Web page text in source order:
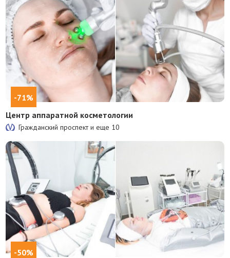
-71%
Центр аппаратной косметологии
Гражданский проспект и еще 10
-50%